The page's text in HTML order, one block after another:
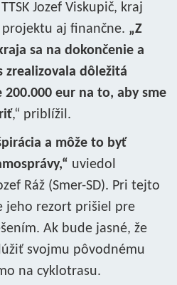
Jozef Viskupič, kraj
aj finančne. „Z
sa na dokončenie a
zrealizovala dôležitá
200.000 eur na to, aby sme
,“ priblížil.
a môže to byť
uviedol
Ráž (Smer-SD). Pri tejto
jeho rezort prišiel pre
Ak bude jasné, že
svojmu pôvodnému
na cyklotrasu.